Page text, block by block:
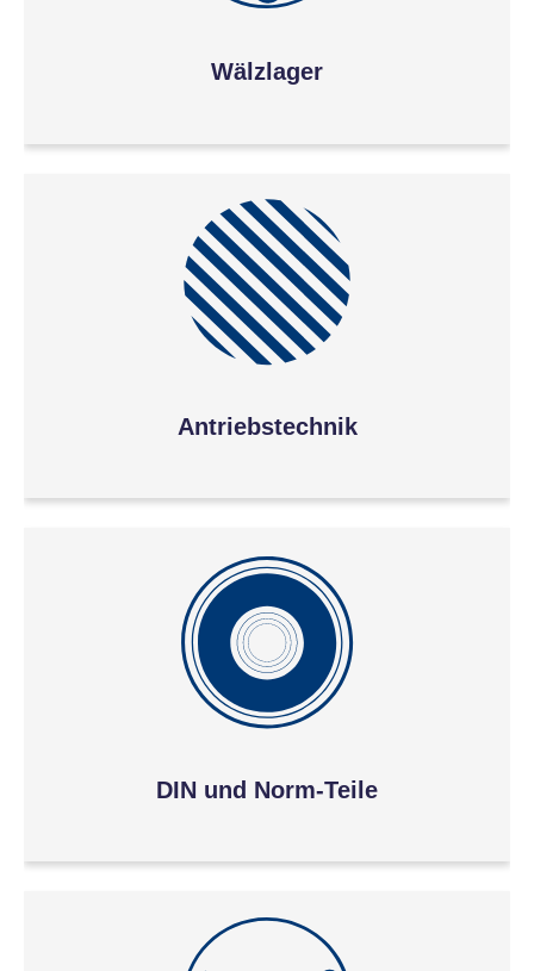
Wälzlager
Antriebstechnik
DIN und Norm-Teile